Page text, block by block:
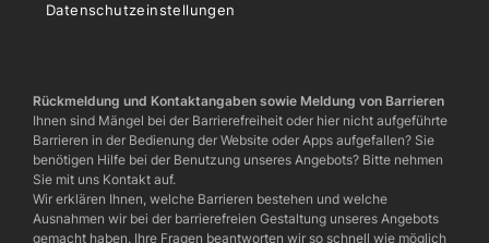
Datenschutzeinstellungen
Rückmeldung und Kontaktangaben sowie Meldung von Barrieren
Ihnen sind Mängel bei der Barrierefreiheit oder hier nicht aufgeführte
Barrieren in der Bedienung der Website oder Apps aufgefallen? Sie
benötigen Hilfe bei der Benutzung unseres Angebots? Bitte nehmen
Sie mit uns Kontakt auf.
Wir erklären Ihnen, welche Barrieren bestehen und welche
Ausnahmen wir bei der barrierefreien Gestaltung unseres Angebots
gemacht haben. Ihre Fragen beantworten wir so schnell wie möglich